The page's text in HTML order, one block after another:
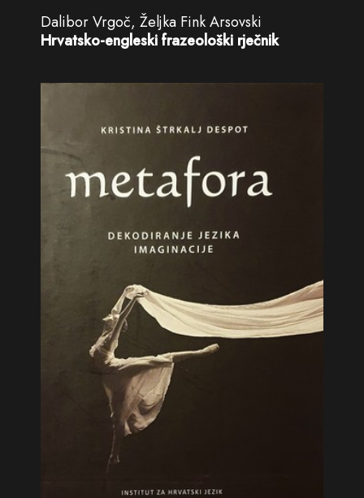
Dalibor Vrgoč, Željka Fink Arsovski
Hrvatsko-engleski frazeološki rječnik